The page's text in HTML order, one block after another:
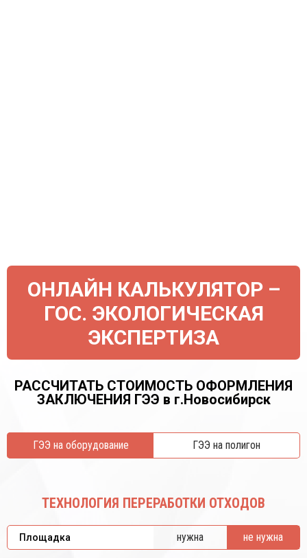
ОНЛАЙН КАЛЬКУЛЯТОР –
ГОС. ЭКОЛОГИЧЕСКАЯ
ЭКСПЕРТИЗА
РАССЧИТАТЬ СТОИМОСТЬ ОФОРМЛЕНИЯ
ЗАКЛЮЧЕНИЯ ГЭЭ в г.Новосибирск
ГЭЭ на оборудование ГЭЭ на полигон
ТЕХНОЛОГИЯ ПЕРЕРАБОТКИ ОТХОДОВ
Площадка нужна не нужна